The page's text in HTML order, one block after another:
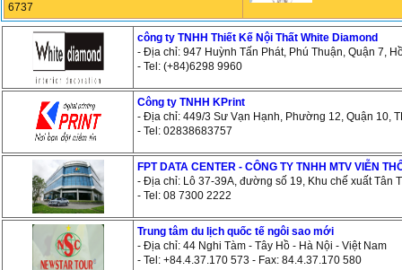
6737
công ty TNHH Thiết Kế Nội Thất White Diamond
- Địa chỉ: 947 Huỳnh Tấn Phát, Phú Thuận, Quận 7,
- Tel: (+84)6298 9960
Công ty TNHH KPrint
- Địa chỉ: 449/3 Sư Vạn Hạnh, Phường 12, Quận 10,
- Tel: 02838683757
FPT DATA CENTER - CÔNG TY TNHH MTV VIỄN
- Địa chỉ: Lô 37-39A, đường số 19, Khu chế xuất Tân
- Tel: 08 7300 2222
Trung tâm du lịch quốc tế ngôi sao mới
- Địa chỉ: 44 Nghi Tàm - Tây Hồ - Hà Nội - Việt Nam
- Tel: +84.4.37.170 573 - Fax: 84.4.37.170 580